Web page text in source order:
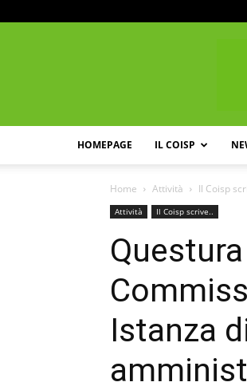
HOMEPAGE IL COISP
Home Attività Il Coisp
Attività Il Coisp scrive..
Istanza